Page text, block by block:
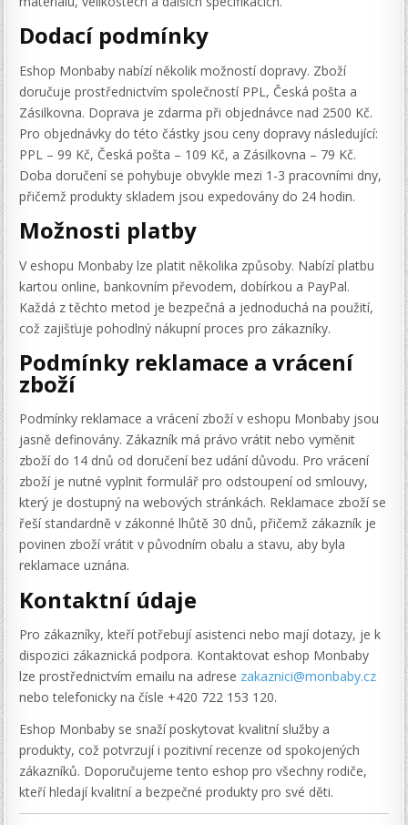
Dodací podmínky
Eshop Monbaby nabízí několik možností dopravy. Zboží
doručuje prostřednictvím společností PPL, Česká pošta a
Zásilkovna. Doprava je zdarma při objednávce nad 2500 Kč.
Pro objednávky do této částky jsou ceny dopravy následující:
PPL – 99 Kč, Česká pošta – 109 Kč, a Zásilkovna – 79 Kč.
Doba doručení se pohybuje obvykle mezi 1-3 pracovními dny,
přičemž produkty skladem jsou expedovány do 24 hodin.
Možnosti platby
V eshopu Monbaby lze platit několika způsoby. Nabízí platbu
kartou online, bankovním převodem, dobírkou a PayPal.
Každá z těchto metod je bezpečná a jednoduchá na použití,
což zajišťuje pohodlný nákupní proces pro zákazníky.
Podmínky reklamace a vrácení
zboží
Podmínky reklamace a vrácení zboží v eshopu Monbaby jsou
jasně definovány. Zákazník má právo vrátit nebo vyměnit
zboží do 14 dnů od doručení bez udání důvodu. Pro vrácení
zboží je nutné vyplnit formulář pro odstoupení od smlouvy,
který je dostupný na webových stránkách. Reklamace zboží se
řeší standardně v zákonné lhůtě 30 dnů, přičemž zákazník je
povinen zboží vrátit v původním obalu a stavu, aby byla
reklamace uznána.
Kontaktní údaje
Pro zákazníky, kteří potřebují asistenci nebo mají dotazy, je k
dispozici zákaznická podpora. Kontaktovat eshop Monbaby
lze prostřednictvím emailu na adrese zakaznici@monbaby.cz
nebo telefonicky na čísle +420 722 153 120.
Eshop Monbaby se snaží poskytovat kvalitní služby a
produkty, což potvrzují i pozitivní recenze od spokojených
zákazníků. Doporučujeme tento eshop pro všechny rodiče,
kteří hledají kvalitní a bezpečné produkty pro své děti.